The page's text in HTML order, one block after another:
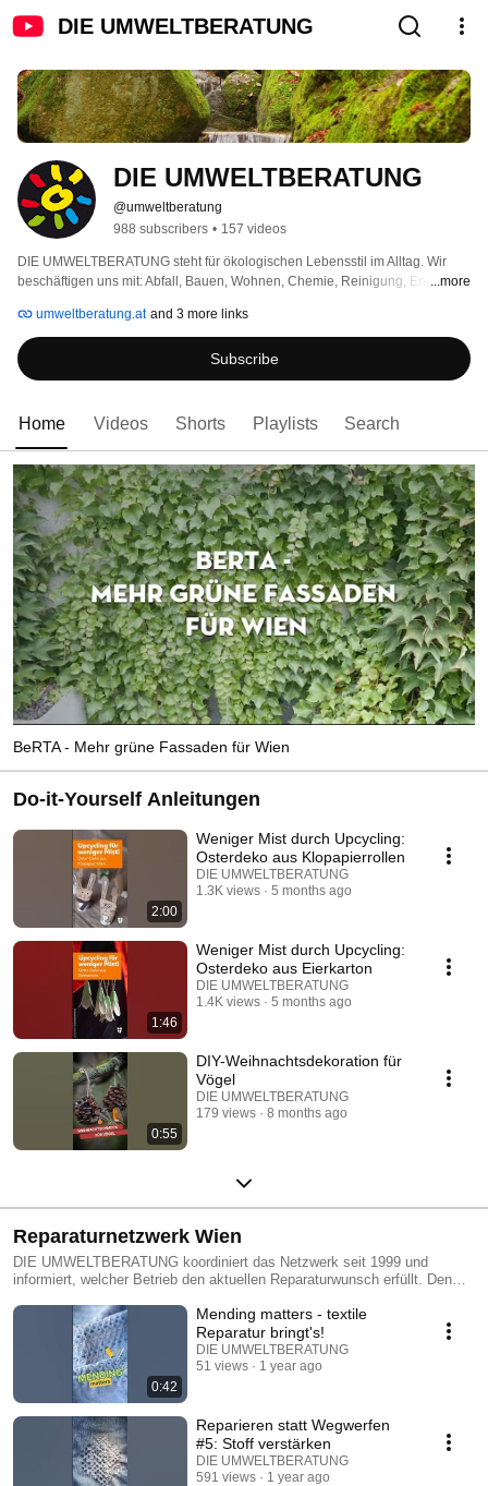
DIE UMWELTBERATUNG
DIE UMWELTBERATUNG
@umweltberatung
988 subscribers • 157 videos
DIE UMWELTBERATUNG steht für ökologischen Lebensstil im Alltag. Wir
beschäftigen uns mit: Abfall, Bauen, Wohnen, Chemie, Reinigung, Energie,
Wasser. Mehr Infos unter http://www.umweltberatung.at
...more
umweltberatung.at and 3 more links
Subscribe
Home Videos Shorts Playlists Search
BeRTA - Mehr grüne Fassaden für Wien
Do-it-Yourself Anleitungen
2:00
Weniger Mist durch Upcycling:
Osterdeko aus Klopapierrollen
DIE UMWELTBERATUNG
1.3K views
5 months ago
1:46
Weniger Mist durch Upcycling:
Osterdeko aus Eierkarton
DIE UMWELTBERATUNG
1.4K views
5 months ago
0:55
DIY-Weihnachtsdekoration für
Vögel
DIE UMWELTBERATUNG
179 views
8 months ago
Reparaturnetzwerk Wien
DIE UMWELTBERATUNG koordiniert das Netzwerk seit 1999 und
informiert, welcher Betrieb den aktuellen Reparaturwunsch erfüllt. Den
www.reparaturnetzwerk.at oder unter der Reparatur-Hotline 01 8033232-
22. https://www.reparaturnetzwerk.at/ueber-uns
0:42
Mending matters - textile
Reparatur bringt's!
DIE UMWELTBERATUNG
51 views
1 year ago
Reparieren statt Wegwerfen
#5: Stoff verstärken
DIE UMWELTBERATUNG
591 views
1 year ago